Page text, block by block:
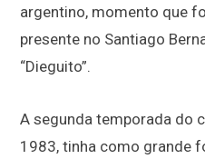
argentino, momento que
presente no Santiago
“Dieguito”.
A segunda temporada do
1983, tinha como grande